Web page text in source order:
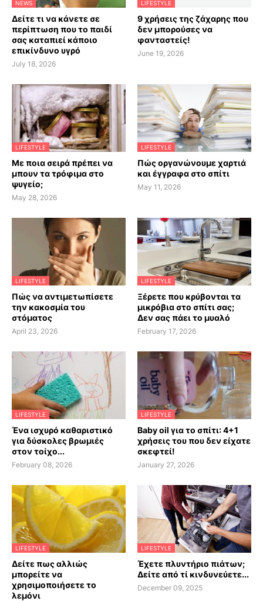
NEWS
Δείτε τι να κάνετε σε
περίπτωση που το παιδί
σας καταπιεί κάποιο
επικίνδυνο υγρό
July 18, 2026
LIFESTYLE
9 χρήσεις της ζάχαρης που
δεν μπορούσες να
φανταστείς!
June 19, 2026
LIFESTYLE
Με ποια σειρά πρέπει να
μπουν τα τρόφιμα στο
ψυγείο;
May 28, 2026
LIFESTYLE
Πώς οργανώνουμε χαρτιά
και έγγραφα στο σπίτι
May 11, 2026
LIFESTYLE
Πώς να αντιμετωπίσετε
την κακοσμία του
στόματος
April 23, 2026
LIFESTYLE
Ξέρετε που κρύβονται τα
μικρόβια στο σπίτι σας;
Δεν σας πάει το μυαλό
February 17, 2026
LIFESTYLE
Ένα ισχυρό καθαριστικό
για δύσκολες βρωμιές
στον τοίχο...
February 08, 2026
LIFESTYLE
Baby oil για το σπίτι: 4+1
χρήσεις του που δεν είχατε
σκεφτεί!
January 27, 2026
LIFESTYLE
Δείτε πως αλλιώς
μπορείτε να
χρησιμοποιήσετε το
λεμόνι
LIFESTYLE
Έχετε πλυντήριο πιάτων;
Δείτε από τί κινδυνεύετε...
December 09, 2025